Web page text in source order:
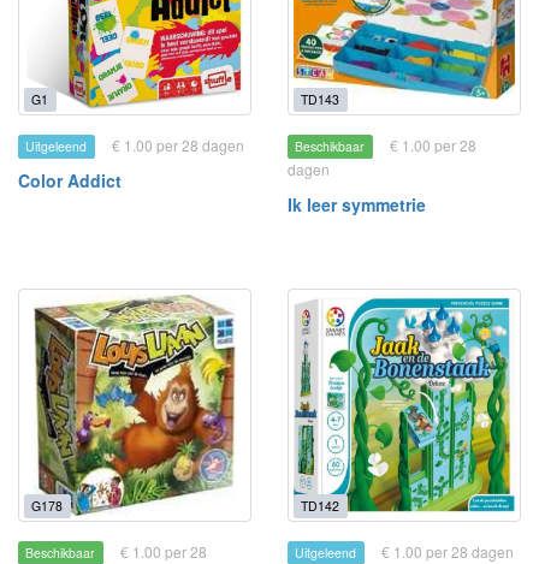
G1
Uitgeleend € 1.00 per 28 dagen
Color Addict
TD143
Beschikbaar
€ 1.00 per 28
dagen
Ik leer symmetrie
G178
Beschikbaar
€ 1.00 per 28
TD142
Uitgeleend € 1.00 per 28 dagen